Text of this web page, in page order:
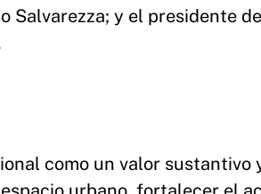
Salvarezza; y el presidente
como un valor sustantivo